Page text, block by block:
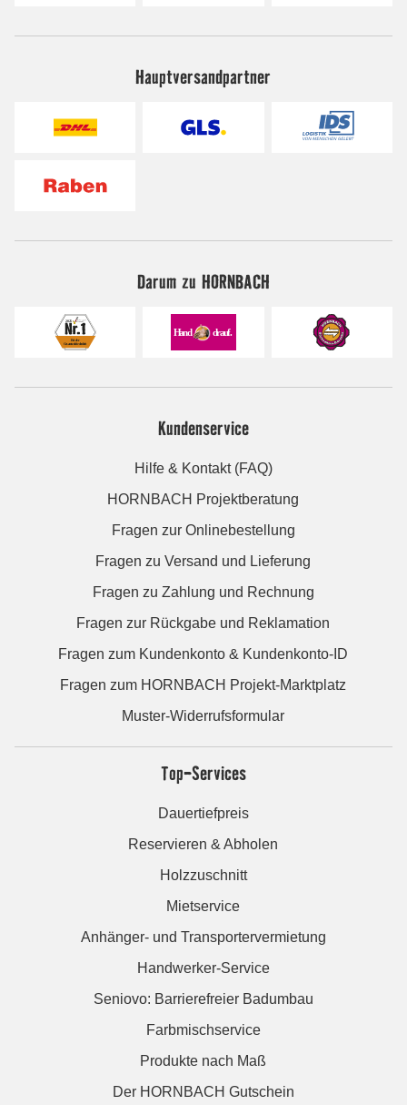
Hauptversandpartner
Darum zu HORNBACH
Kundenservice
Hilfe & Kontakt (FAQ)
HORNBACH Projektberatung
Fragen zur Onlinebestellung
Fragen zu Versand und Lieferung
Fragen zu Zahlung und Rechnung
Fragen zur Rückgabe und Reklamation
Fragen zum Kundenkonto & Kundenkonto-ID
Fragen zum HORNBACH Projekt-Marktplatz
Muster-Widerrufsformular
Top-Services
Dauertiefpreis
Reservieren & Abholen
Holzzuschnitt
Mietservice
Anhänger- und Transportervermietung
Handwerker-Service
Seniovo: Barrierefreier Badumbau
Farbmischservice
Produkte nach Maß
Der HORNBACH Gutschein